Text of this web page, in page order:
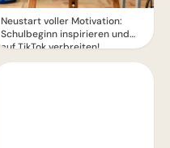
Neustart voller Motivation:
Schulbeginn inspirieren und
auf TikTok verbreiten!